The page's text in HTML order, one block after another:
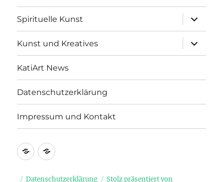
Spirituelle Kunst
öffnen
Kunst und Kreatives
öffnen
KatiArt News
Datenschutzerklärung
Impressum und Kontakt
Datenschutzerklärung
Impressum
Kontakt
Datenschutzerklärung Stolz präsentiert von